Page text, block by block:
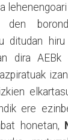
ditudan
dira
ere
honetan,